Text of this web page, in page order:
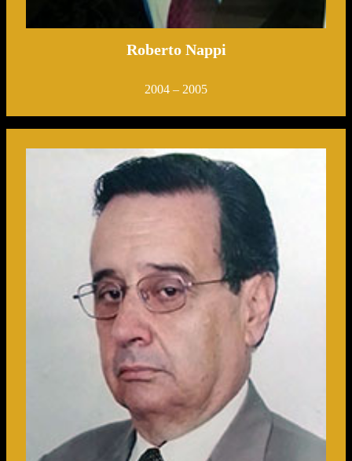
Roberto Nappi
2004 – 2005